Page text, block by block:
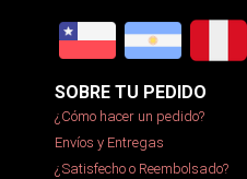
SOBRE TU PEDIDO
¿Cómo hacer un pedido?
Envíos y Entregas
¿Satisfecho o Reembolsado?